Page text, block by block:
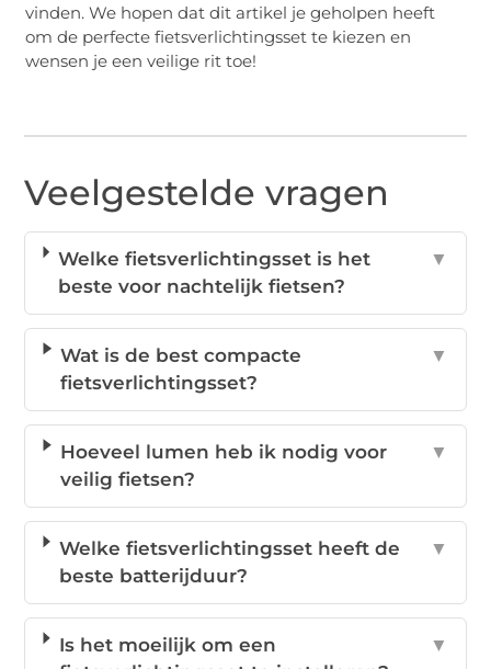
vinden. We hopen dat dit artikel je geholpen heeft
om de perfecte fietsverlichtingsset te kiezen en
wensen je een veilige rit toe!
Veelgestelde vragen
Welke fietsverlichtingsset is het
beste voor nachtelijk fietsen?
▼
Wat is de best compacte
fietsverlichtingsset?
▼
Hoeveel lumen heb ik nodig voor
veilig fietsen?
▼
Welke fietsverlichtingsset heeft de
beste batterijduur?
▼
Is het moeilijk om een
▼